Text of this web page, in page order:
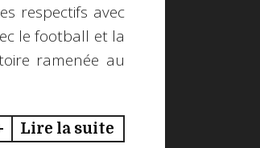
respectifs avec
le football et la
ramenée au
Lire la suite